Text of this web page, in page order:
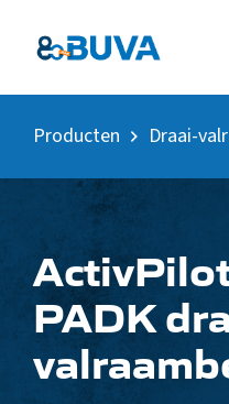
Producten Draai-
PADK